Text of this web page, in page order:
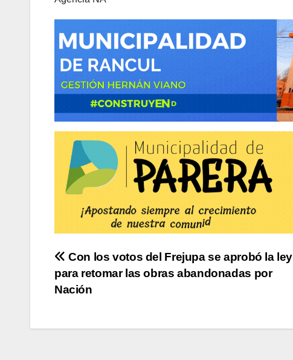
Navegación
de
Con los votos del Frejupa se aprobó la ley
para retomar las obras abandonadas por
Nación